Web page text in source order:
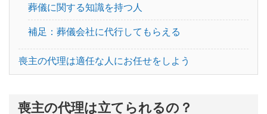
家族葬の費用
相続・遺言 葬儀のマナー
葬儀に関する知識を持つ人
補足：葬儀会社に代行してもらえる
喪主の代理は適任な人にお任せをしよう
喪主の代理は立てられるの？